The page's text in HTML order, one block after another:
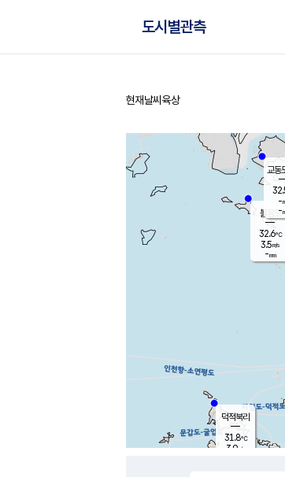
도시별관측
홈
현재날씨 육상
볼음도
32.6℃
3.5m/s
-mm
덕적북리
31.8℃
3.9m/s
교동
-
-